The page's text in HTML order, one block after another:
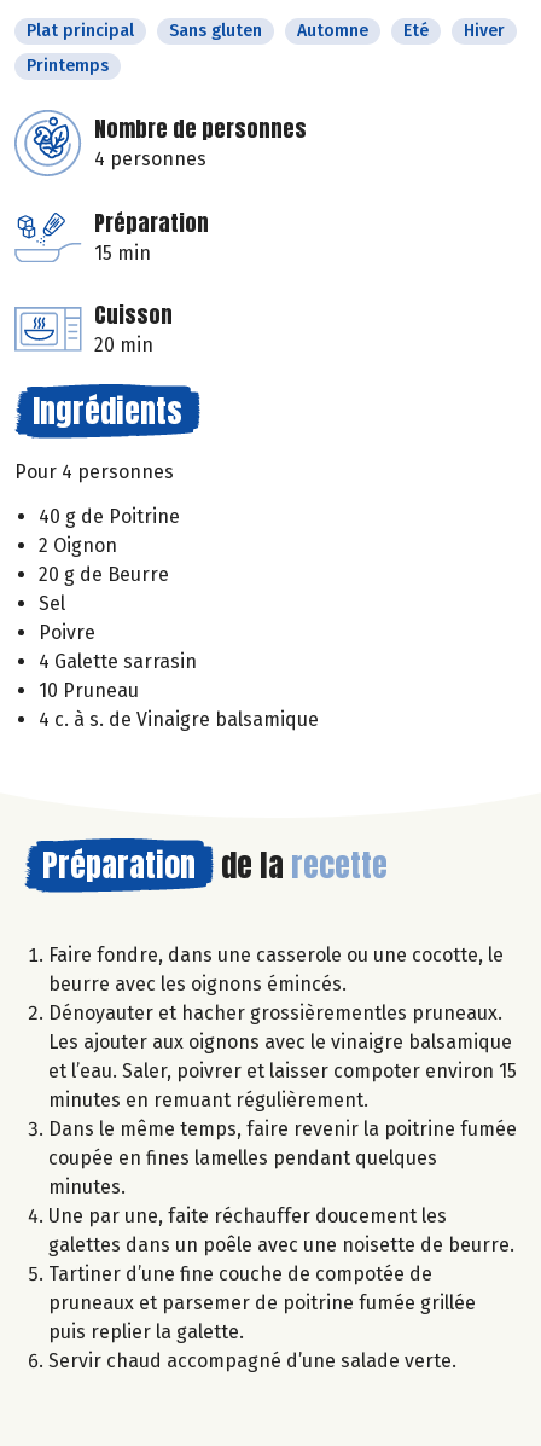
Plat principal Sans gluten Automne Eté
Hiver
Printemps
Nombre de personnes
4 personnes
Préparation
15 min
Cuisson
20 min
Ingrédients
Pour 4 personnes
40 g de Poitrine
2 Oignon
20 g de Beurre
Sel
Poivre
4 Galette sarrasin
10 Pruneau
4 c. à s. de Vinaigre balsamique
Préparation de la recette
Faire fondre, dans une casserole ou une cocotte, le
beurre avec les oignons émincés.
Dénoyauter et hacher grossièrementles pruneaux.
Les ajouter aux oignons avec le vinaigre balsamique
et l’eau. Saler, poivrer et laisser compoter environ 15
minutes en remuant régulièrement.
Dans le même temps, faire revenir la poitrine fumée
coupée en fines lamelles pendant quelques
minutes.
Une par une, faite réchauffer doucement les
galettes dans un poêle avec une noisette de beurre.
Tartiner d’une fine couche de compotée de
pruneaux et parsemer de poitrine fumée grillée
puis replier la galette.
Servir chaud accompagné d’une salade verte.